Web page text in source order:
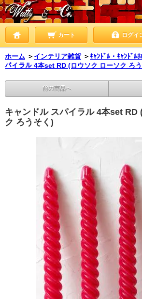
カート ログイ
ホーム ＞ インテリア雑貨 ＞ｷｬﾝﾄﾞﾙ・ｷｬﾝﾄﾞﾙﾎ
パイラル 4本set RD (ロウソク ローソク ろ
前の商品へ
キャンドル スパイラル 4本set RD
ク ろうそく)